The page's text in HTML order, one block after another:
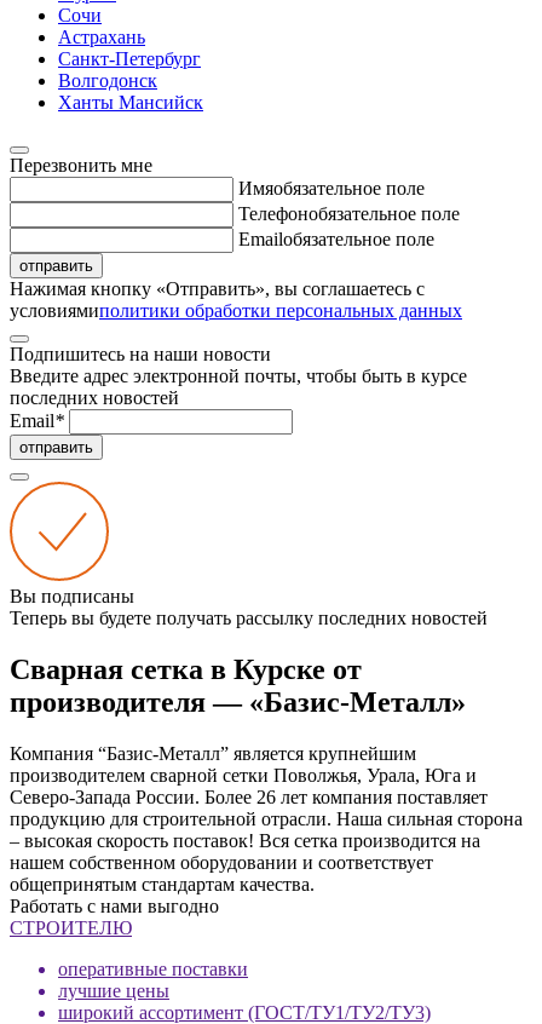
Сочи
Астрахань
Санкт-Петербург
Волгодонск
Ханты Мансийск
Перезвонить мне
Имяобязательное поле
Телефонобязательное поле
Emailобязательное поле
отправить
Нажимая кнопку «Отправить», вы соглашаетесь с
условиямиполитики обработки персональных данных
Подпишитесь на наши новости
Введите адрес электронной почты, чтобы быть в курсе
последних новостей
Email*
отправить
Вы подписаны
Теперь вы будете получать рассылку последних новостей
Сварная сетка в Курске от
производителя — «Базис-Металл»
Компания “Базис-Металл” является крупнейшим
производителем сварной сетки Поволжья, Урала, Юга и
Северо-Запада России. Более 26 лет компания поставляет
продукцию для строительной отрасли. Наша сильная сторона
– высокая скорость поставок! Вся сетка производится на
нашем собственном оборудовании и соответствует
общепринятым стандартам качества.
Работать с нами выгодно
СТРОИТЕЛЮ
оперативные поставки
лучшие цены
широкий ассортимент (ГОСТ/ТУ1/ТУ2/ТУ3)